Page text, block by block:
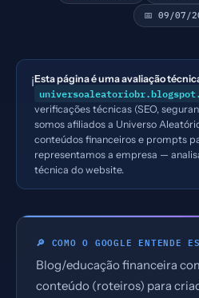
📅 09/07/
ℹ️Esta página é uma avaliação
verificações técnicas (SEO,
somos afiliados a Universo
conteúdos financeiros e prompts
representamos a empresa —
técnica do website.
🔎 COMO O GOOGLE ENTENDE
Blog/educação financeira
conteúdo (roteiros) para